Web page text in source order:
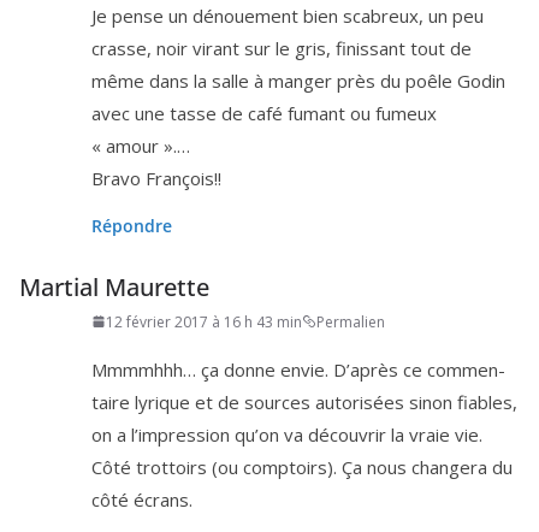
Je pense un dénoue­ment bien sca­breux, un peu
crasse, noir virant sur le gris, finis­sant tout de
même dans la salle à man­ger près du poêle Godin
avec une tasse de café fumant ou fumeux
« amour ».…
Bravo François!!
Répondre
Martial Maurette
12 février 2017 à 16 h 43 min Permalien
Mmmmhhh… ça donne envie. D’après ce com­men­
taire lyrique et de sources auto­ri­sées sinon fiables,
on a l’im­pres­sion qu’on va décou­vrir la vraie vie.
Côté trot­toirs (ou comp­toirs). Ça nous chan­ge­ra du
côté écrans.